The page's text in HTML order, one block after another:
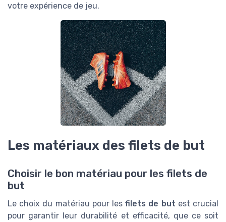
votre expérience de jeu.
Les matériaux des filets de but
Choisir le bon matériau pour les filets de
but
Le choix du matériau pour lesfilets de but est crucial
pour garantir leur durabilité et efficacité, que ce soit